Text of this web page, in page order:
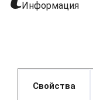
Информация
Свойства